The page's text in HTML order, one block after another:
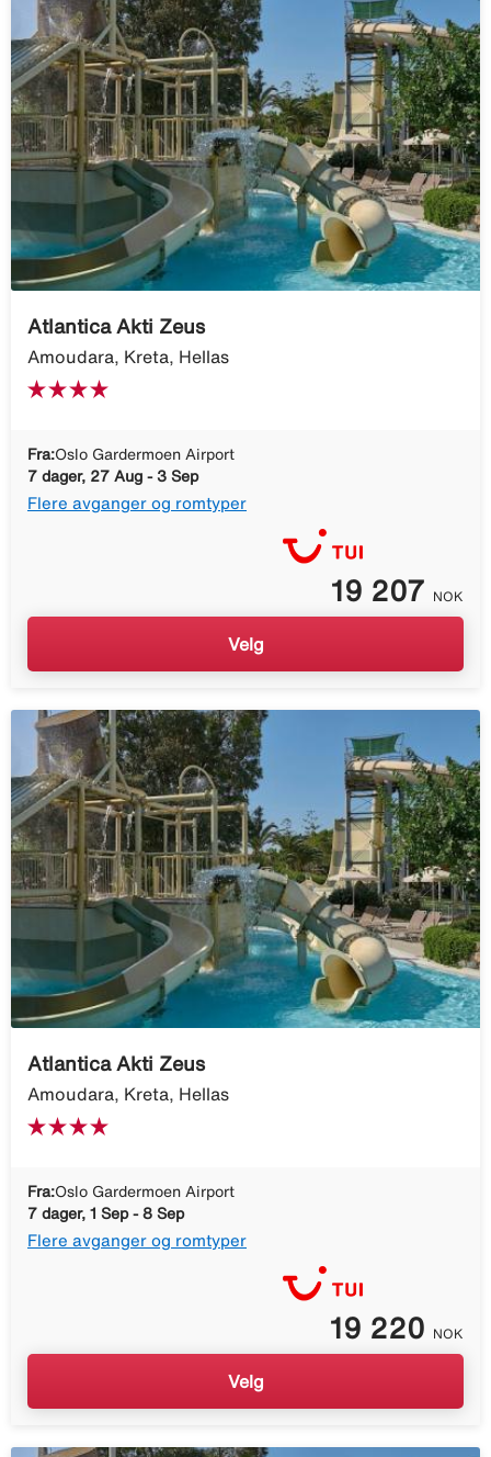
Atlantica Akti Zeus
Amoudara, Kreta, Hellas
Fra:Oslo Gardermoen Airport
7 dager, 27 Aug - 3 Sep
Flere avganger og romtyper
19 207 NOK
Velg
Atlantica Akti Zeus
Amoudara, Kreta, Hellas
Fra:Oslo Gardermoen Airport
7 dager, 1 Sep - 8 Sep
Flere avganger og romtyper
19 220 NOK
Velg